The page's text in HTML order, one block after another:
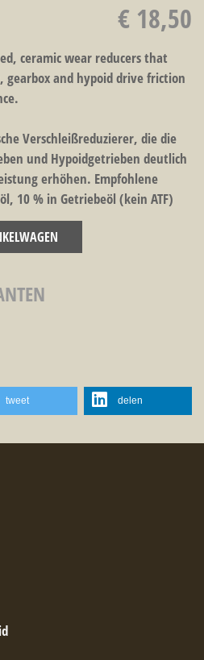
€ 18,50
ceramic wear reducers that
gearbox and hypoid drive friction
Verschleißreduzierer, die die
und Hypoidgetrieben deutlich
erhöhen. Empfohlene
10 % in Getriebeöl (kein ATF)
tweet delen